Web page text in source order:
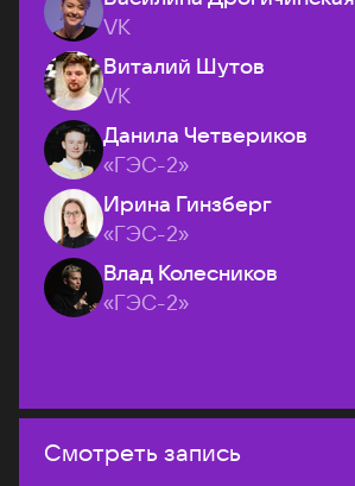
VK
Виталий Шутов
VK
Данила Четвериков
«ГЭС-2»
Ирина Гинзберг
«ГЭС-2»
Влад Колесников
«ГЭС-2»
Смотреть запись